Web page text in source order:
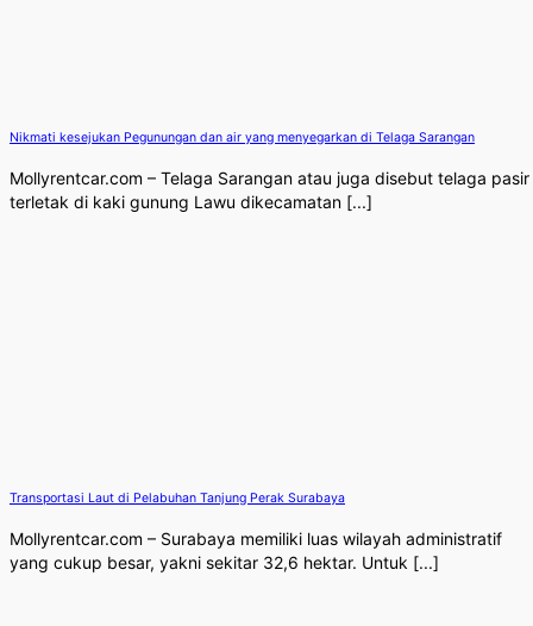
Nikmati kesejukan Pegunungan dan air yang menyegarkan di Telaga Sarangan
Mollyrentcar.com – Telaga Sarangan atau juga disebut telaga pasir
terletak di kaki gunung Lawu dikecamatan [...]
Transportasi Laut di Pelabuhan Tanjung Perak Surabaya
Mollyrentcar.com – Surabaya memiliki luas wilayah administratif
yang cukup besar, yakni sekitar 32,6 hektar. Untuk [...]